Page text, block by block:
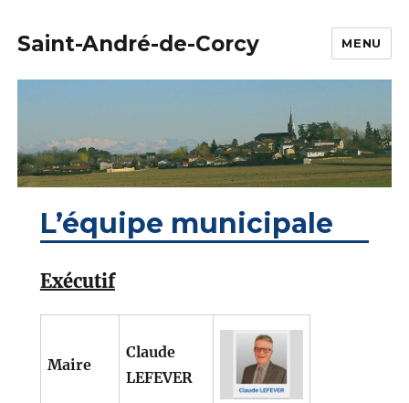
Saint-André-de-Corcy MENU
L’équipe municipale
Exécutif
Maire
Claude
LEFEVER